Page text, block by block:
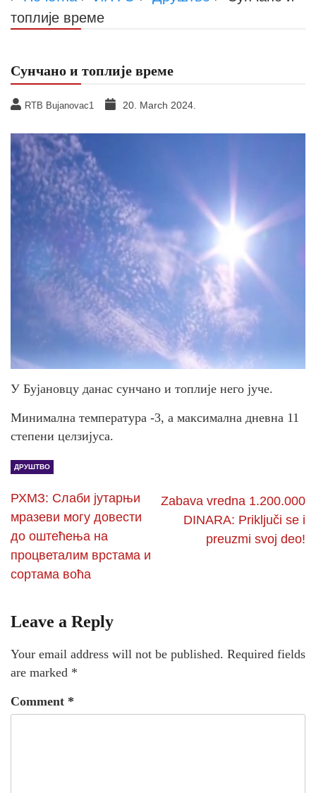
топлије време
Сунчано и топлије време
RTB Bujanovac1 20. March 2024.
У Бујановцу данас сунчано и топлије него јуче.
Минимална температура -3, а максимална дневна 11
степени целзијуса.
ДРУШТВО
РХМЗ: Слаби јутарњи
мразеви могу довести
до оштећења на
процветалим врстама и
сортама воћа
Zabava vredna 1.200.000
DINARA: Priključi se i
preuzmi svoj deo!
Leave a Reply
Your email address will not be published. Required fields
are marked *
Comment *